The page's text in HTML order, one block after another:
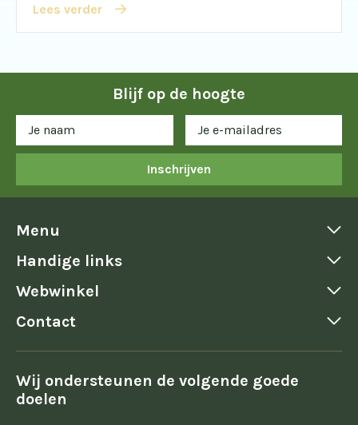
Lees verder
Blijf op de hoogte
Inschrijven
Menu
Handige links
Webwinkel
Contact
Wij ondersteunen de volgende goede
doelen